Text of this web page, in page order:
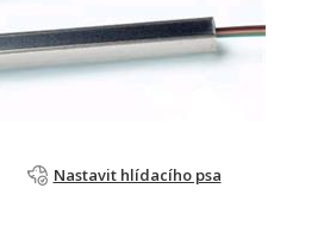
Nastavit hlídacího psa